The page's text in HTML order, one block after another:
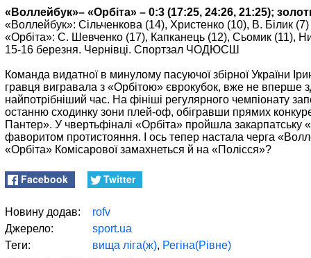
«Воллейбук»– «Орбіта» – 0:3 (17:25, 24:26, 21:25);
«Воллейбук»: Сільченкова (14), Христенко (10), В. Білик (7)
«Орбіта»: С. Шевченко (17), Капканець (12), Сьомик (11),
15-16 березня. Чернівці. Спортзал ЧОДЮСШ
Команда видатної в минулому пасуючої збірної України
гравця вигравала з «Орбітою» єврокубок, вже не вперше
найпотрібніший час. На фініші регулярного чемпіонату
останню сходинку зони плей-оф, обігравши прямих
Пантер». У чвертьфіналі «Орбіта» пройшла
фаворитом протистояння. І ось тепер настала черга
«Орбіта» Комісарової замахнеться й на «Полісся»?
Facebook Twitter
Новину додав:
rofv
Джерело:
sport.ua
Теги:
вища ліга(ж), Регіна(Рівне)